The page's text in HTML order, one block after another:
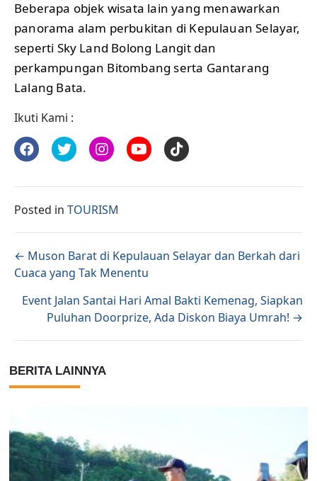
Beberapa objek wisata lain yang menawarkan
panorama alam perbukitan di Kepulauan Selayar,
seperti Sky Land Bolong Langit dan
perkampungan Bitombang serta Gantarang
Lalang Bata.
Ikuti Kami :
Posted in TOURISM
Posts navigation
← Muson Barat di Kepulauan Selayar dan Berkah dari
Cuaca yang Tak Menentu
Event Jalan Santai Hari Amal Bakti Kemenag, Siapkan
Puluhan Doorprize, Ada Diskon Biaya Umrah! →
BERITA LAINNYA